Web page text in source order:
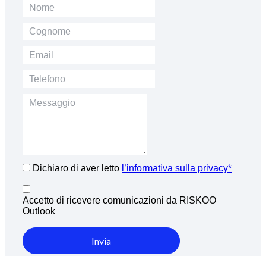
Dichiaro di aver letto l’informativa sulla privacy*
Accetto di ricevere comunicazioni da RISKOO
Outlook
Invia